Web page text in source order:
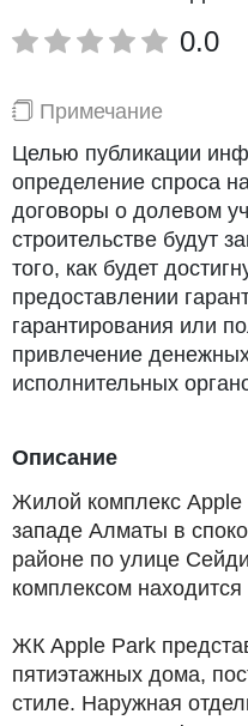
0.0
Примечание
Целью публикации
определение спроса
договоры о долевом
строительстве будут
того, как будет
предоставлении
гарантирования или
привлечение
исполнительных
Описание
Жилой комплекс
западе Алматы в
районе по улице
комплексом
ЖК Apple Park
пятиэтажных дома,
стиле. Наружная